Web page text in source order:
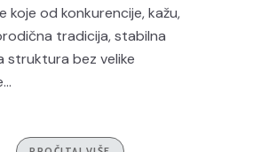
koje od konkurencije, kažu,
tradicija, stabilna
struktura bez velike